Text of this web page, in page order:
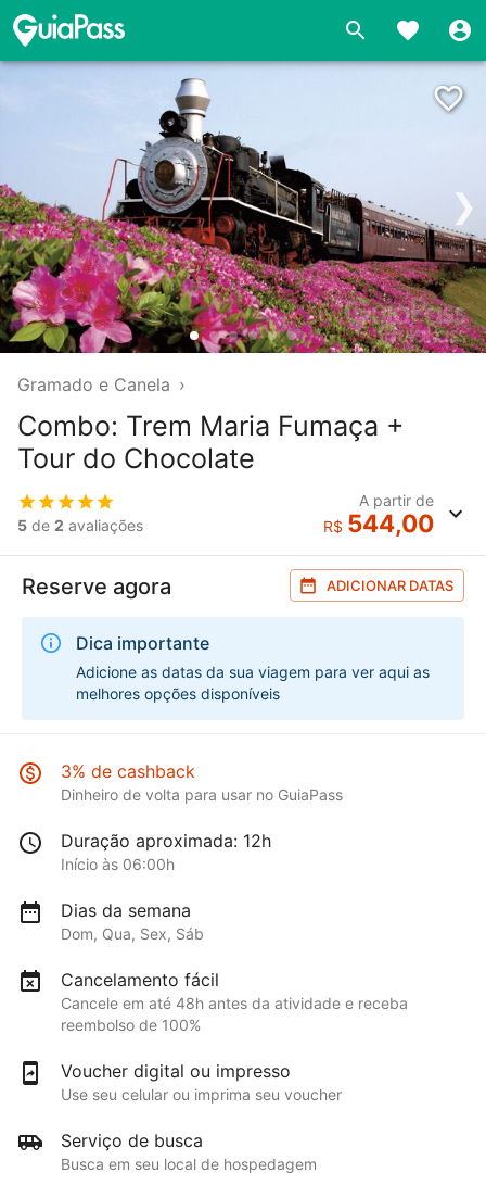
❯
Gramado e Canela ›
Combo: Trem Maria Fumaça +
Tour do Chocolate
5 de 2 avaliações
A partir de
R$ 544,00
Reserve agora ADICIONAR DATAS
Dica importante
Adicione as datas da sua viagem para ver aqui as
melhores opções disponíveis
3% de cashback
Dinheiro de volta para usar no GuiaPass
Duração aproximada: 12h
Início às 06:00h
Dias da semana
Dom, Qua, Sex, Sáb
Cancelamento fácil
Cancele em até 48h antes da atividade e receba
reembolso de 100%
Voucher digital ou impresso
Use seu celular ou imprima seu voucher
Serviço de busca
Busca em seu local de hospedagem